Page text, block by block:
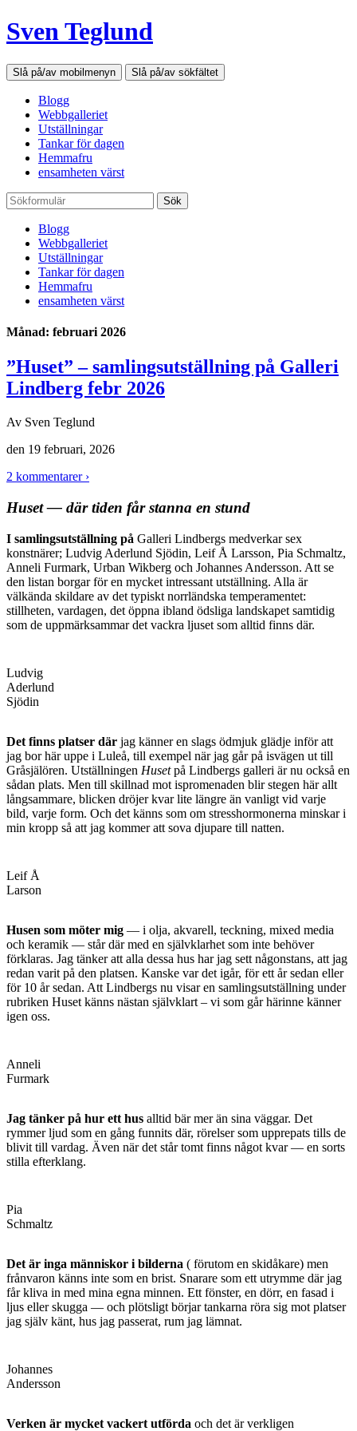
Sven Teglund
Slå på/av mobilmenyn Slå på/av sökfältet
Blogg
Webbgalleriet
Utställningar
Tankar för dagen
Hemmafru
ensamheten värst
Sök
Blogg
Webbgalleriet
Utställningar
Tankar för dagen
Hemmafru
ensamheten värst
Månad: februari 2026
”Huset” – samlingsutställning på Galleri
Lindberg febr 2026
Av Sven Teglund
den 19 februari, 2026
2 kommentarer ›
Huset — där tiden får stanna en stund
I samlingsutställning på Galleri Lindbergs medverkar sex
konstnärer; Ludvig Aderlund Sjödin, Leif Å Larsson, Pia Schmaltz,
Anneli Furmark, Urban Wikberg och Johannes Andersson. Att se
den listan borgar för en mycket intressant utställning. Alla är
välkända skildare av det typiskt norrländska temperamentet:
stillheten, vardagen, det öppna ibland ödsliga landskapet samtidig
som de uppmärksammar det vackra ljuset som alltid finns där.
Ludvig
Aderlund
Sjödin
Det finns platser där jag känner en slags ödmjuk glädje inför att
jag bor här uppe i Luleå, till exempel när jag går på isvägen ut till
Gråsjälören. Utställningen Husetpå Lindbergs galleri är nu också en
sådan plats. Men till skillnad mot ispromenaden blir stegen här allt
långsammare, blicken dröjer kvar lite längre än vanligt vid varje
bild, varje form. Och det känns som om stresshormonerna minskar i
min kropp så att jag kommer att sova djupare till natten.
Leif Å
Larson
Husen som möter mig — i olja, akvarell, teckning, mixed media
och keramik — står där med en självklarhet som inte behöver
förklaras. Jag tänker att alla dessa hus har jag sett någonstans, att jag
redan varit på den platsen. Kanske var det igår, för ett år sedan eller
för 10 år sedan. Att Lindbergs nu visar en samlingsutställning under
rubriken Huset känns nästan självklart – vi som går härinne känner
igen oss.
Anneli
Furmark
Jag tänker på hur ett hus alltid bär mer än sina väggar. Det
rymmer ljud som en gång funnits där, rörelser som upprepats tills de
blivit till vardag. Även när det står tomt finns något kvar — en sorts
stilla efterklang.
Pia
Schmaltz
Det är inga människor i bilderna ( förutom en skidåkare) men
frånvaron känns inte som en brist. Snarare som ett utrymme där jag
får kliva in med mina egna minnen. Ett fönster, en dörr, en fasad i
ljus eller skugga — och plötsligt börjar tankarna röra sig mot platser
jag själv känt, hus jag passerat, rum jag lämnat.
Johannes
Andersson
Verken är mycket vackert utförda och det är verkligen